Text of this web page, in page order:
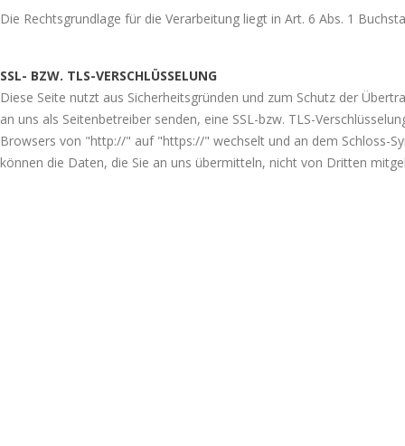
Die Rechtsgrundlage für die Verarbeitung liegt in Art. 6 Abs. 1
SSL- BZW. TLS-VERSCHLÜSSELUNG
Diese Seite nutzt aus Sicherheitsgründen und zum Schutz der
an uns als Seitenbetreiber senden, eine SSL-bzw. TLS-
Browsers von "http://" auf "https://" wechselt und an dem Schloss-
können die Daten, die Sie an uns übermitteln, nicht von Dritten